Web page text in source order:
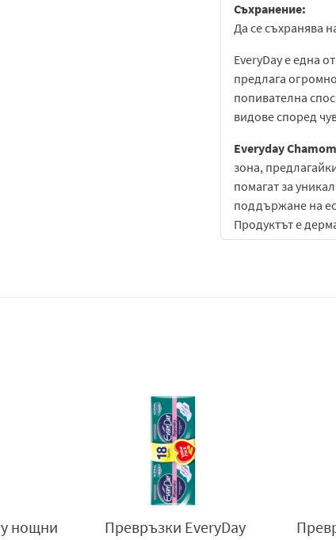
Съхранение:
Да се съхранява
EveryDay е една
предлага
попивателна
видове според
Everyday
зона,
помагат за
поддържане на
Продуктът е
Пионери в
дамските
като Mini
двойно
Интимен
свежест и
ефективно
нощни
Превръзки EveryDay